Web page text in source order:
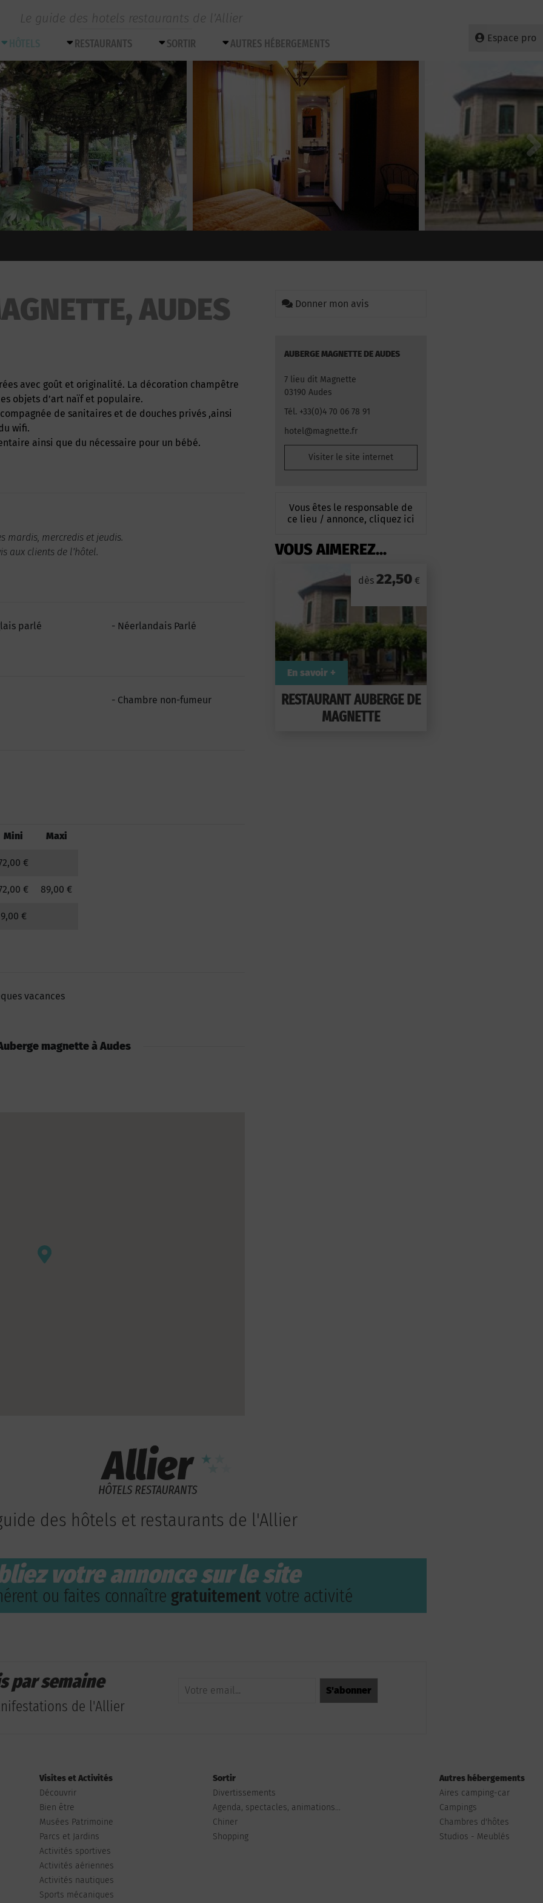
Le guide des hotels restaurants de l’Allier
Espace pro
RESTAURANTS SORTIR AUTRES HÉBERGEMENTS
AUDES
objets d’art naïf et populaire.
de sanitaires et de douches privés ,ainsi
wifi.
ainsi que du nécessaire pour un bébé.
Donner mon avis
AUBERGE MAGNETTE DE AUDES
7 lieu dit Magnette
03190 Audes
Tél. +33(0)4 70 06 78 91
hotel@magnette.fr
Visiter le site internet
Vous êtes le responsable de
ce lieu / annonce, cliquez ici
VOUS AIMEREZ...
RESTAURANT AUBERGE DE
MAGNETTE
dès 22,50€
En savoir +
mardis, mercredis et jeudis.
aux clients de l'hôtel.
parlé Néerlandais Parlé
Chambre non-fumeur
Mini Maxi
€
€ 89,00 €
9,00 €
vacances
magnette à Audes
des hôtels et restaurants de l'Allier
votre annonce sur le site
ou faites connaître gratuitement votre activité
par semaine
de l'Allier
Visites et Activités
Découvrir
Bien être
Musées Patrimoine
Parcs et Jardins
Activités sportives
Activités aériennes
Activités nautiques
Sports mécaniques
Sortir
Divertissements
Agenda, spectacles, animations...
Chiner
Shopping
Autres hébergements
Aires camping-car
Campings
Chambres d'hôtes
Studios - Meublés